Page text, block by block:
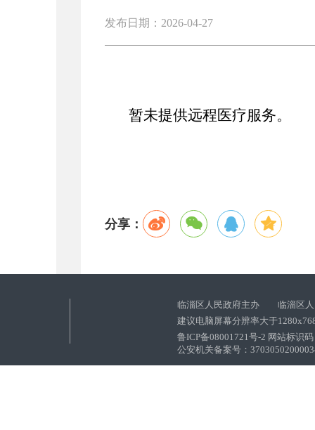
发布日期：2026-04-27
暂未提供远程医疗服务。
分享：
临淄区人民政府主办 临淄区人
建议电脑屏幕分辨率大于
鲁ICP备08001721号-2 网站标识
公安机关备案号：